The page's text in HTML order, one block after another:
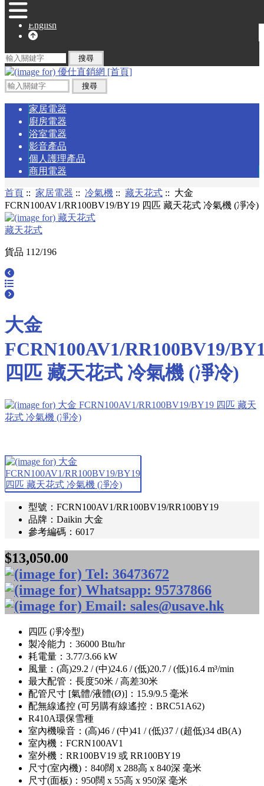
English
家居電器
廚房電器
浴室電器
影音產品
個人護理產品
商用電器
首頁 :: 家居電器 :: 冷氣機 :: 藏天花式 :: 大金
FCRN100AV1/RR100BV19/BY19 四匹 藏天花式 冷氣機 (凈冷)
藏天花式
貨品 112/196
大金
FCRN100AV1/RR100BV19/
四匹 藏天花式 冷氣機 (凈冷)
型號：FCRN100AV1/RR100BV19/RR100BY19
品牌：Daikin 大金
參考編碼：6017
$13,050.00
四匹 (凈冷型)
製冷能力：36000 Btu/hr
耗電量：3.77/3.66 kW
風量：(高)29.2 / (中)24.6 / (低)20.7 / (低)16.4 m³/min
最大配管：長度50米 / 高差30米
配管尺寸 [氣體/液體(Ø)]：15.9/9.5 毫米
配無線遙控 (可另購有線遙控：BRC51A62)
R410A環保雪種
室內機噪音：(高)46 / (中)41 / (低)37 / (超低)34 dB(A)
室內機：FCRN100AV1
室外機：RR100BV19 或 RR100BY19
尺寸(室內機)：840闊 x 288高 x 840深 毫米
尺寸(面板)：950闊 x 55高 x 950深 毫米